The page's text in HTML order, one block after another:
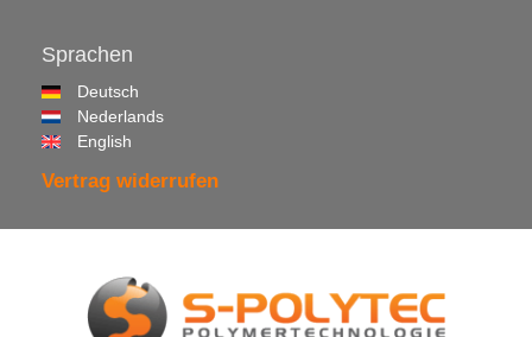
Sprachen
Deutsch
Nederlands
English
Vertrag widerrufen